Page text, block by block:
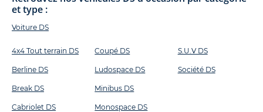
et type :
Voiture DS
4x4 Tout terrain DS
Berline DS
Break DS
Cabriolet DS
Coupé DS
Ludospace DS
Minibus DS
Monospace DS
S.U.V DS
Société DS